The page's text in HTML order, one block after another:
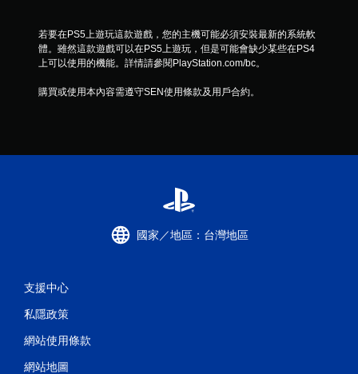
評
若要在PS5上遊玩這款遊戲，您的主機可能必須安裝最新的系統軟
體。雖然這款遊戲可以在PS5上遊玩，但是可能會缺少某些在PS4
上可以使用的機能。詳情請參閱PlayStation.com/bc。
購買或使用本內容需遵守SEN使用條款及用戶合約。
國家／地區：台灣地區
支援中心
私隱政策
網站使用條款
網站地圖